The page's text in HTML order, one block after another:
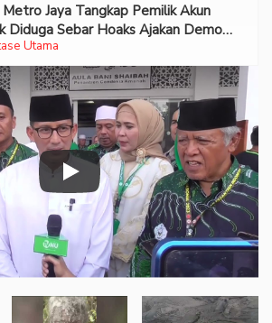
Utama
Jaya Tangkap Pemilik Akun
Diduga Sebar Hoaks Ajakan Demo
Prabowo-Gibran